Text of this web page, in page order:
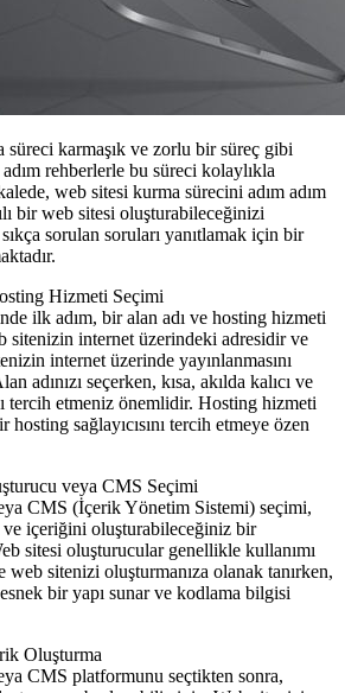
süreci karmaşık ve zorlu bir süreç gibi
rehberlerle bu süreci kolaylıkla
web sitesi kurma sürecini adım adım
bir web sitesi oluşturabileceğinizi
sorulan soruları yanıtlamak için bir
Hizmeti Seçimi
ilk adım, bir alan adı ve hosting hizmeti
sitenizin internet üzerindeki adresidir ve
internet üzerinde yayınlanmasını
adınızı seçerken, kısa, akılda kalıcı ve
tercih etmeniz önemlidir. Hosting hizmeti
sağlayıcısını tercih etmeye özen
veya CMS Seçimi
CMS (İçerik Yönetim Sistemi) seçimi,
ve içeriğini oluşturabileceğiniz bir
sitesi oluşturucular genellikle kullanımı
web sitenizi oluşturmanıza olanak tanırken,
bir yapı sunar ve kodlama bilgisi
Oluşturma
CMS platformunu seçtikten sonra,